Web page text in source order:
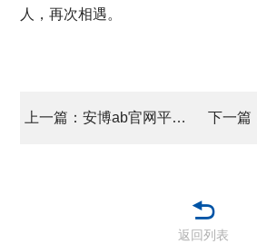
人，再次相遇。
上一篇：安博ab官网平台 文物修复决赛“直播秀” 登陆区级职技大会
返回列表